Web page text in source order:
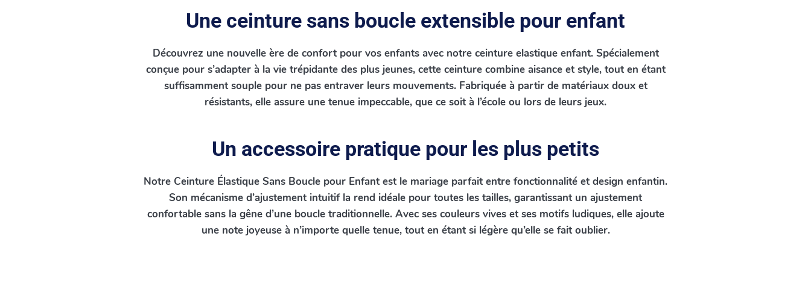
Une ceinture sans boucle extensible pour enfant
Découvrez une nouvelle ère de confort pour vos enfants avec notre ceinture elastique enfant. Spécialement
conçue pour s’adapter à la vie trépidante des plus jeunes, cette ceinture combine aisance et style, tout en étant
suffisamment souple pour ne pas entraver leurs mouvements. Fabriquée à partir de matériaux doux et
résistants, elle assure une tenue impeccable, que ce soit à l’école ou lors de leurs jeux.
Un accessoire pratique pour les plus petits
Notre Ceinture Élastique Sans Boucle pour Enfant est le mariage parfait entre fonctionnalité et design enfantin.
Son mécanisme d’ajustement intuitif la rend idéale pour toutes les tailles, garantissant un ajustement
confortable sans la gêne d’une boucle traditionnelle. Avec ses couleurs vives et ses motifs ludiques, elle ajoute
une note joyeuse à n’importe quelle tenue, tout en étant si légère qu’elle se fait oublier.